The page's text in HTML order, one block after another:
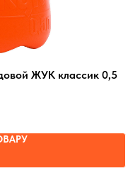
ЖУК классик 0,5